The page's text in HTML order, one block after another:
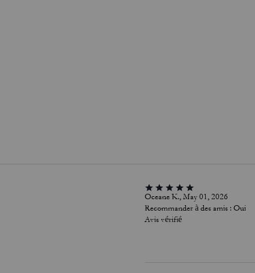
Oceane K., May 01, 2026
Recommander à des amis : Oui
Avis vérifié